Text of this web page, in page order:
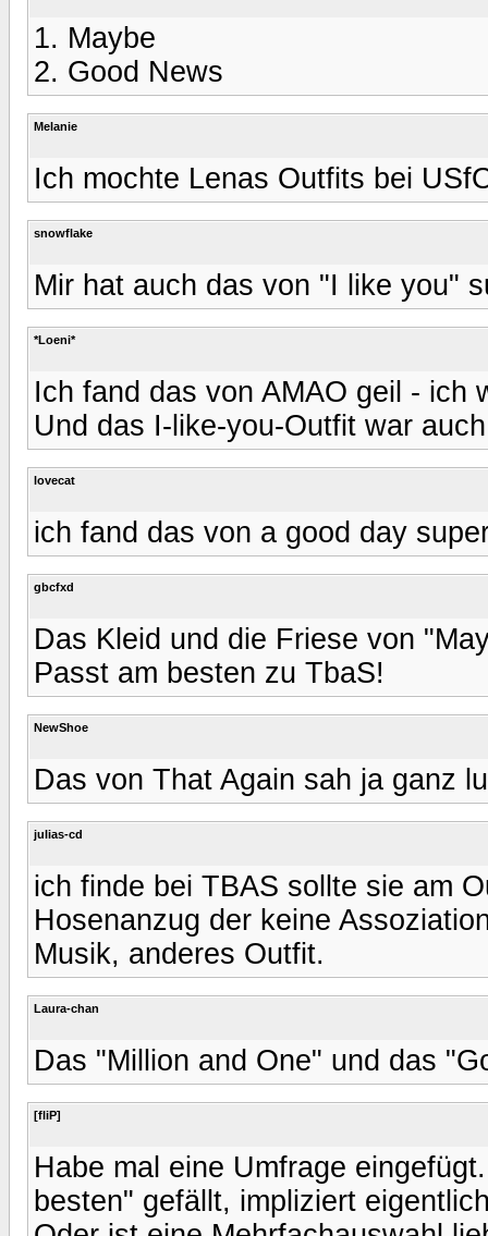
1. Maybe
2. Good News
Melanie
Ich mochte Lenas Outfits bei
snowflake
Mir hat auch das von "I like you"
*Loeni*
Ich fand das von AMAO geil - ich
Und das I-like-you-Outfit war
lovecat
ich fand das von a good day
gbcfxd
Das Kleid und die Friese von
Passt am besten zu TbaS!
NewShoe
Das von That Again sah ja ganz
julias-cd
ich finde bei TBAS sollte sie am
Hosenanzug der keine
Musik, anderes Outfit.
Laura-chan
Das "Million and One" und das
[fliP]
Habe mal eine Umfrage
besten" gefällt, impliziert